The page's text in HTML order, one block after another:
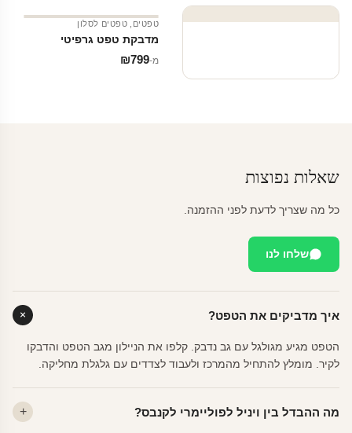
טפטים , טפטים לסלון
מדבקת טפט גרפיטי
מ‑ ₪799
שאלות נפוצות
כל מה שצריך לדעת לפני ההזמנה.
שלחו לנו
איך מדביקים את הטפט?
הטפט מגיע מגולגל עם גב נדבק. קלפו את הניילון מגב הטפט והדבקו
לקיר. מומלץ להתחיל מהמרכז ולעבוד לצדדים עם גלגלת מחליקה.
מה ההבדל בין ויניל לפוליימרי לקנבס?